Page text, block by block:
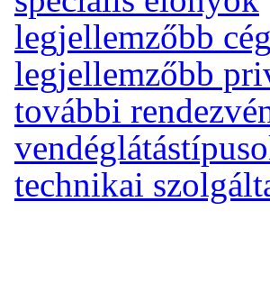
legjellemzőbb
legjellemzőbb
további
technikai